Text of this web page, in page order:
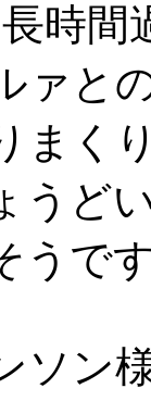
時
ァと
まく
うど
うで
ソン